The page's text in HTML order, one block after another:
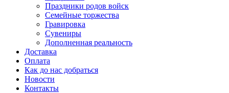
Праздники родов войск
Семейные торжества
Гравировка
Сувениры
Дополненная реальность
Доставка
Оплата
Как до нас добраться
Новости
Контакты